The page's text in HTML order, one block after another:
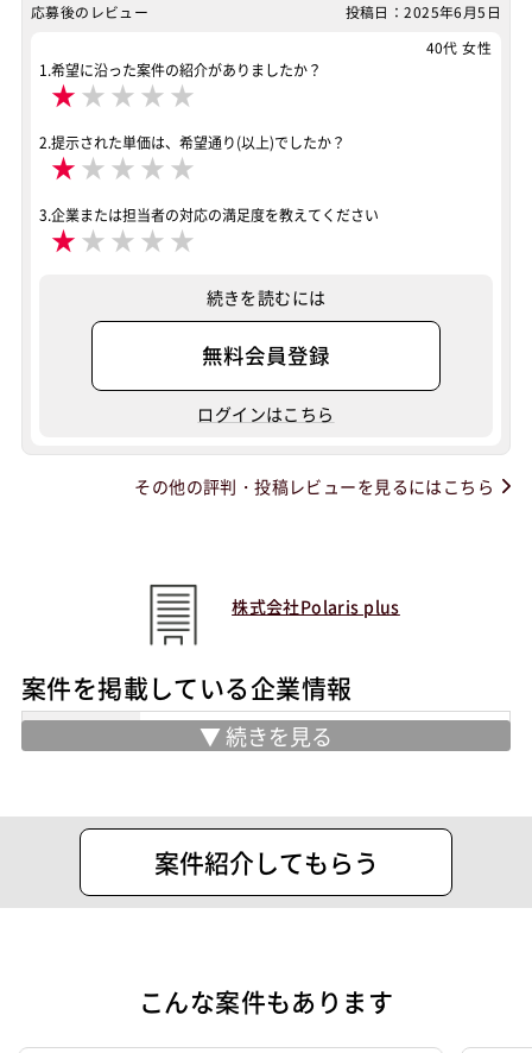
応募後のレビュー
投稿日：2025年6月5日
40代 女性
1.希望に沿った案件の紹介がありましたか？
★ ★ ★ ★ ★
2.提示された単価は、希望通り(以上)でしたか？
★ ★ ★ ★ ★
3.企業または担当者の対応の満足度を教えてください
★ ★ ★ ★ ★
続きを読むには
無料会員登録
ログインはこちら
その他の評判・投稿レビューを見るにはこちら
株式会社Polaris plus
案件を掲載している企業情報
東京都千代田区外神田5丁目1-10 千住ビ
設立 2021年3月22日
福田 健斗
案件紹介してもらう
こんな案件もあります